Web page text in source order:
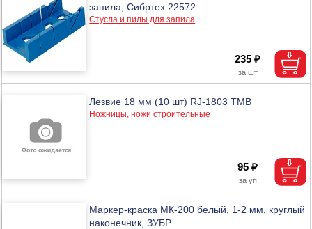
запила, Сибртех 22572
Стусла и пилы для запила
235 ₽
Лезвие 18 мм (10 шт) RJ-1803 ТМВ
Ножницы, ножи строительные
95 ₽
Маркер-краска МК-200 белый, 1-2 мм, круглый
наконечник, ЗУБР